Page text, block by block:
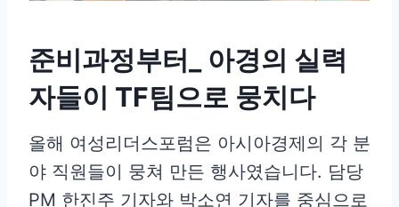
준비과정부터_ 아경의 실력
자들이 TF팀으로 뭉치다
올해 여성리더스포럼은 아시아경제의 각 분
야 직원들이 뭉쳐 만든 행사였습니다. 담당
PM 한진주 기자와 박소연 기자를 중심으로